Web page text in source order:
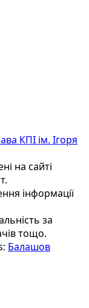
КПІ ім. Ігоря
на сайті
інформації
за
тощо.
Балашов